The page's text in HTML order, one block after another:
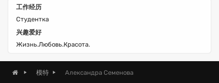
工作经历
Студентка
兴趣爱好
Жизнь.Любовь.Красота.
模特 Александра Семенова